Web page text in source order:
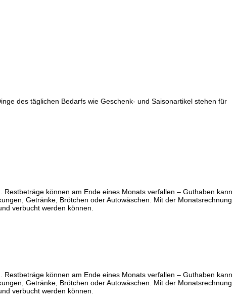
des täglichen Bedarfs wie Geschenk- und Saisonartikel stehen für
können am Ende eines Monats verfallen – Guthaben kann
Getränke, Brötchen oder Autowäschen. Mit der Monatsrechnung
verbucht werden können.
können am Ende eines Monats verfallen – Guthaben kann
Getränke, Brötchen oder Autowäschen. Mit der Monatsrechnung
verbucht werden können.